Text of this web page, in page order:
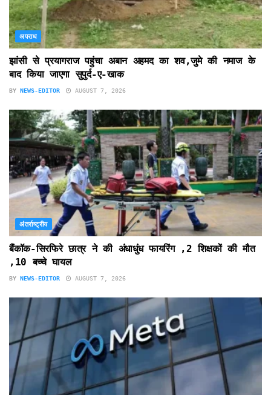
अपराध
झांसी से प्रयागराज पहुंचा अबान अहमद का शव,जुमे की नमाज के
बाद किया जाएगा सुपुर्द-ए-खाक
BY NEWS-EDITOR AUGUST 7, 2026
अंतर्राष्ट्रीय
बैंकॉक-सिरफिरे छात्र ने की अंधाधुंध फायरिंग ,2 शिक्षकों की मौत
,10 बच्चे घायल
BY NEWS-EDITOR AUGUST 7, 2026